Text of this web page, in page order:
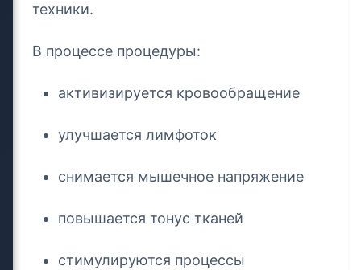
техники.
В процессе процедуры:
активизируется кровообращение
улучшается лимфоток
снимается мышечное напряжение
повышается тонус тканей
стимулируются процессы